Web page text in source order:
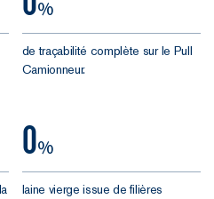
%
de traçabilité complète sur le Pull
Camionneur.
0%
laine vierge issue de filières